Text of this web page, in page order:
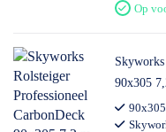
Op
90x305